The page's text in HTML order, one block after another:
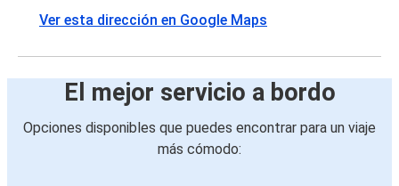
Ver esta dirección en Google Maps
El mejor servicio a bordo
Opciones disponibles que puedes encontrar para un viaje
más cómodo: